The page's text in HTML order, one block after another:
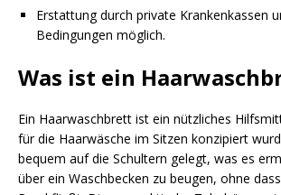
Erstattung durch private Krankenkassen
Bedingungen möglich.
Was ist ein
Ein Haarwaschbrett ist ein nützliches
für die Haarwäsche im Sitzen konzipiert
bequem auf die Schultern gelegt, was es
über ein Waschbecken zu beugen, ohne